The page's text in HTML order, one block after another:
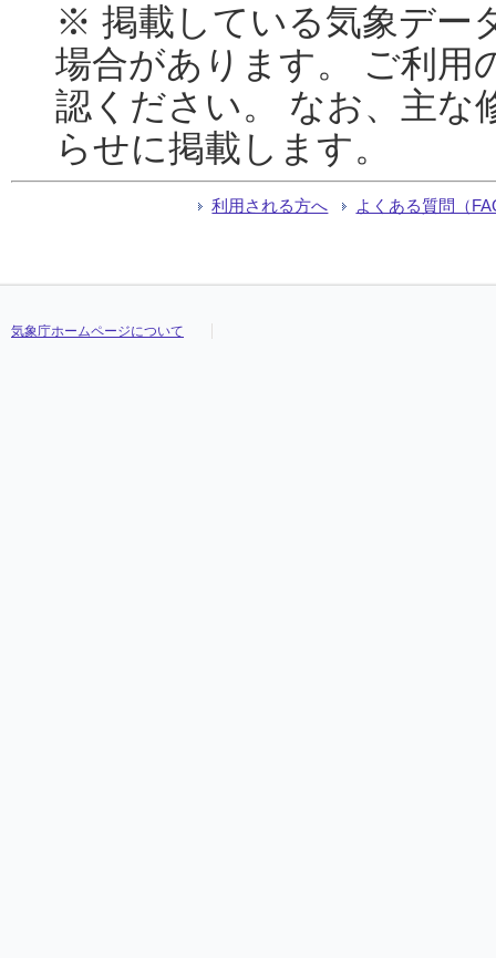
※ 掲載している気象デー
場合があります。 ご利用
認ください。 なお、主な
らせに掲載します。
利用される方へ よくある質問（
気象庁ホームページについて